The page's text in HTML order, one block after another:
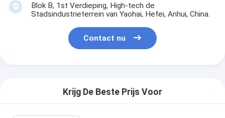
Blok B, 1st Verdieping, High-tech de
Stadsindustrieterrein van Yaohai, Hefei, Anhui, China.
Contact nu
Krijg De Beste Prijs Voor